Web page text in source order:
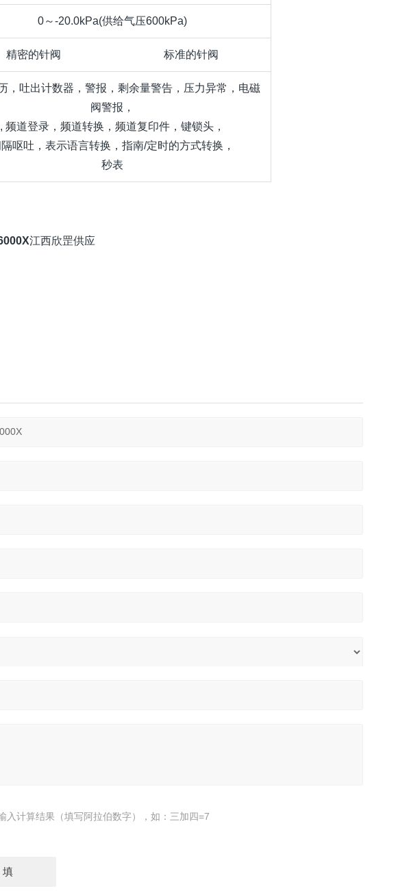
0～-20.0kPa(供给气压600kPa)
精密的针阀 标准的针阀
，吐出计数器，警报，剩余量警告，压力异常，电磁
阀警报，
, 频道登录，频道转换，频道复印件，键锁头，
呕吐，表示语言转换，指南/定时的方式转换，
秒表
江西欣罡供应
入计算结果（填写阿拉伯数字），如：三加四=7